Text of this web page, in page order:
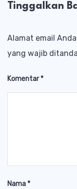
Tinggalkan
Alamat email
yang wajib
Komentar*
Nama*